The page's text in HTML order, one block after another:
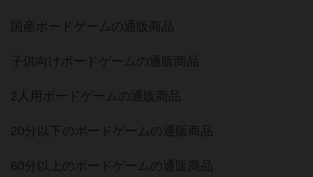
国産ボードゲームの通販商品
子供向けボードゲームの通販商品
2人用ボードゲームの通販商品
20分以下のボードゲームの通販商品
60分以上のボードゲームの通販商品